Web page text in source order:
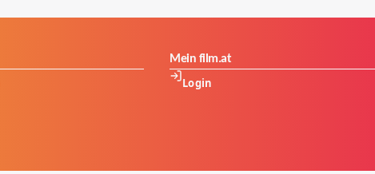
Mein film.at
Login